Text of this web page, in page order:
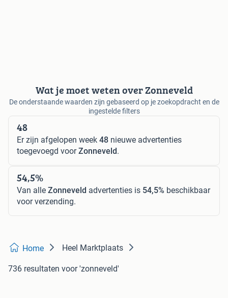
Wat je moet weten over Zonneveld
De onderstaande waarden zijn gebaseerd op je zoekopdracht en de
ingestelde filters
48
Er zijn afgelopen week 48 nieuwe advertenties
toegevoegd voorZonneveld.
54,5%
Van alle Zonneveld advertenties is 54,5% beschikbaar
voor verzending.
Home Heel Marktplaats
736 resultaten voor 'zonneveld'